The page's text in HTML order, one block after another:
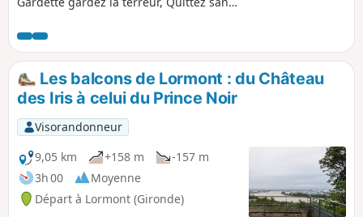
Bordeaux, Venez donc au Château
Seguinaud, Venez vous promener à
Bassens Et ne manquez pas le parc
Rozin.Les balcons de Lormont : du Château
des Iris à celui du Prince Noir
Visorandonneur
9,05 km
+158 m
-157 m
3h 00
Moyenne
Départ à Lormont (Gironde)